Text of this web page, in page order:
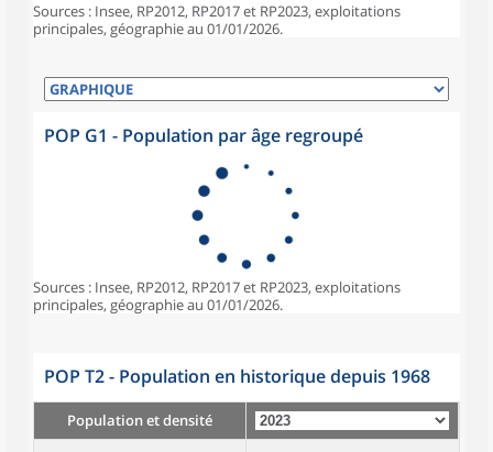
Sources : Insee, RP2012, RP2017 et RP2023, exploitations
principales, géographie au 01/01/2026.
POP G1 - Population par âge regroupé
Sources : Insee, RP2012, RP2017 et RP2023, exploitations
principales, géographie au 01/01/2026.
POP T2 - Population en historique depuis 1968
Population et densité